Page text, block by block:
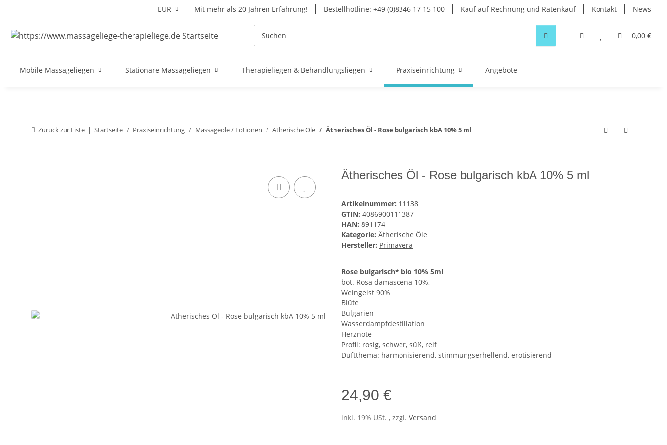
EUR Mit mehr als 20 Jahren Erfahrung! Bestellhotline: +49 (0)8346 17 15 100 Kauf auf Rechnung und Ratenkauf Kontakt News
0,00 €
Mobile Massageliegen Stationäre Massageliegen Therapieliegen & Behandlungsliegen Praxiseinrichtung Angebote
Zurück zur Liste Startseite Praxiseinrichtung Massageöle / Lotionen Ätherische Öle Ätherisches Öl - Rose bulgarisch kbA 10% 5 ml
Ätherisches Öl - Rose bulgarisch kbA 10% 5 ml
Artikelnummer: 11138
GTIN: 4086900111387
HAN: 891174
Kategorie: Ätherische Öle
Hersteller: Primavera
Rose bulgarisch* bio 10% 5ml
bot. Rosa damascena 10%,
Weingeist 90%
Blüte
Bulgarien
Wasserdampfdestillation
Herznote
Profil: rosig, schwer, süß, reif
Duftthema: harmonisierend, stimmungserhellend, erotisierend
24,90 €
inkl. 19% USt. , zzgl. Versand